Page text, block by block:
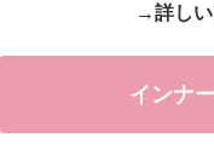
→詳しい
インナ